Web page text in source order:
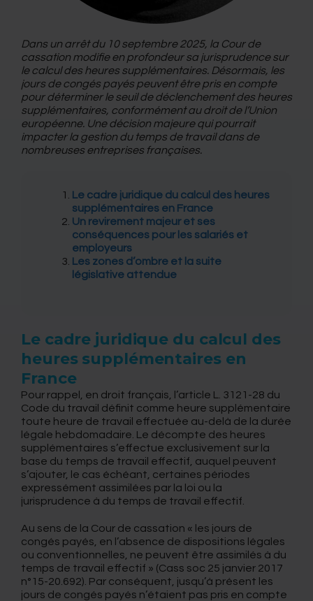
Dans un arrêt du 10 septembre 2025, la Cour de
cassation modifie en profondeur sa jurisprudence sur
le calcul des heures supplémentaires. Désormais, les
jours de congés payés peuvent être pris en compte
pour déterminer le seuil de déclenchement des heures
supplémentaires, conformément au droit de l’Union
européenne. Une décision majeure qui pourrait
impacter la gestion du temps de travail dans de
nombreuses entreprises françaises.
Le cadre juridique du calcul des heures
supplémentaires en France
Un revirement majeur et ses
conséquences pour les salariés et
employeurs
Les zones d’ombre et la suite
législative attendue
Le cadre juridique du calcul des
heures supplémentaires en
France
Pour rappel, en droit français, l’article L. 3121-28 du
Code du travail définit comme heure supplémentaire
toute heure de travail effectuée au-delà de la durée
légale hebdomadaire. Le décompte des heures
supplémentaires s’effectue exclusivement sur la
base du temps de travail effectif, auquel peuvent
s’ajouter, le cas échéant, certaines périodes
expressément assimilées par la loi ou la
jurisprudence à du temps de travail effectif.
Au sens de la Cour de cassation « les jours de
congés payés, en l’absence de dispositions légales
ou conventionnelles, ne peuvent être assimilés à du
temps de travail effectif » (Cass soc 25 janvier 2017
n°15-20.692). Par conséquent, jusqu’à présent les
jours de congés payés n’étaient pas pris en compte